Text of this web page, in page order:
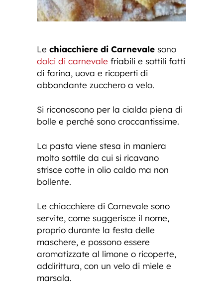
Le chiacchiere di Carnevale sono
dolci di carnevale friabili e sottili fatti
di farina, uova e ricoperti di
abbondante zucchero a velo.
Si riconoscono per la cialda piena di
bolle e perché sono croccantissime.
La pasta viene stesa in maniera
molto sottile da cui si ricavano
strisce cotte in olio caldo ma non
bollente.
Le chiacchiere di Carnevale sono
servite, come suggerisce il nome,
proprio durante la festa delle
maschere, e possono essere
aromatizzate al limone o ricoperte,
addirittura, con un velo di miele e
marsala.